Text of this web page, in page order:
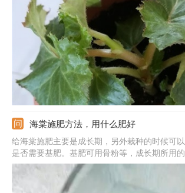
水，把种子点播在土表，覆盖一层薄薄的细土
种子为宜，之后保持土壤微潮，等种子发芽出
海棠施肥方法，用什么肥好
给海棠施肥主要是成长期，另外栽种的时候可
是否需要基肥。基肥可用骨粉等，成长期所用的
买的各类有机液肥。骨粉可以直接混入土中，
后洒在土壤的表面；频率不用太高，10-15天一
肥，花期则注意磷钾肥。温度不适宜时别施肥